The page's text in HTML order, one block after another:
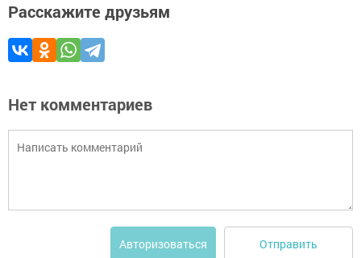
Расскажите друзьям
Нет комментариев
Авторизоваться Отправить